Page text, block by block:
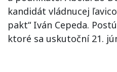
kandidát vládnucej
pakt“ Iván Cepeda.
ktoré sa uskutoční 21.